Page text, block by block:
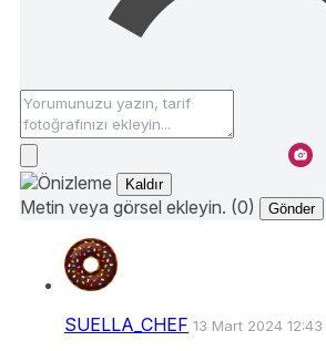
Kaldır
Metin veya görsel ekleyin. (0) Gönder
SUELLA_CHEF 13 Mart 2024 12:43